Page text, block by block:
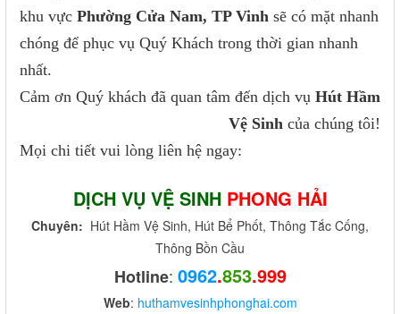
khu vực Phường Cửa Nam, TP Vinh sẽ có mặt nhanh
chóng để phục vụ Quý Khách trong thời gian nhanh
nhất.
Cảm ơn Quý khách đã quan tâm đến dịch vụ Hút Hầm
Vệ Sinh của chúng tôi!
Mọi chi tiết vui lòng liên hệ ngay:
DỊCH VỤ VỆ SINH PHONG HẢI
Chuyên: Hút Hầm Vệ Sinh, Hút Bể Phốt, Thông Tắc Cống,
Thông Bồn Cầu
Hotline: 0962.853.999
Web: huthamvesinhphonghai.com